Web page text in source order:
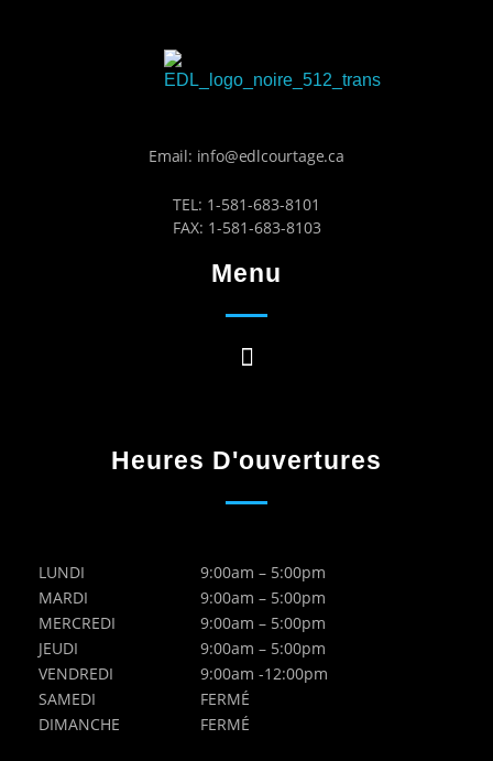
Email: info@edlcourtage.ca
TEL: 1-581-683-8101
FAX: 1-581-683-8103
Menu
Heures D'ouvertures
LUNDI
9:00am – 5:00pm
MARDI
9:00am – 5:00pm
MERCREDI
9:00am – 5:00pm
JEUDI
9:00am – 5:00pm
VENDREDI
9:00am -12:00pm
SAMEDI
FERMÉ
DIMANCHE
FERMÉ